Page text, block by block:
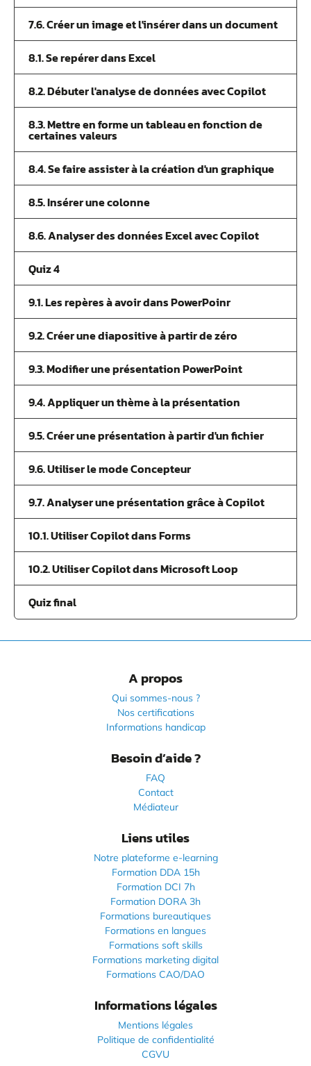
7.6. Créer un image et l'insérer dans un document
8.1. Se repérer dans Excel
8.2. Débuter l'analyse de données avec Copilot
8.3. Mettre en forme un tableau en fonction de
certaines valeurs
8.4. Se faire assister à la création d'un graphique
8.5. Insérer une colonne
8.6. Analyser des données Excel avec Copilot
Quiz 4
9.1. Les repères à avoir dans PowerPoinr
9.2. Créer une diapositive à partir de zéro
9.3. Modifier une présentation PowerPoint
9.4. Appliquer un thème à la présentation
9.5. Créer une présentation à partir d'un fichier
9.6. Utiliser le mode Concepteur
9.7. Analyser une présentation grâce à Copilot
10.1. Utiliser Copilot dans Forms
10.2. Utiliser Copilot dans Microsoft Loop
Quiz final
A propos
Qui sommes-nous ?
Nos certifications
Informations handicap
Besoin d’aide ?
FAQ
Contact
Médiateur
Liens utiles
Notre plateforme e-learning
Formation DDA 15h
Formation DCI 7h
Formation DORA 3h
Formations bureautiques
Formations en langues
Formations soft skills
Formations marketing digital
Formations CAO/DAO
Informations légales
Mentions légales
Politique de confidentialité
CGVU